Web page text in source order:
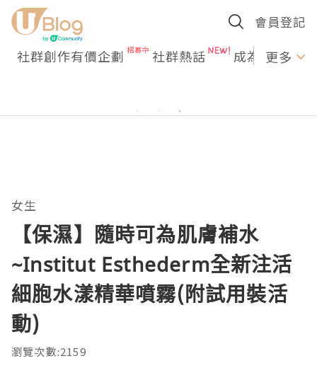
會員登記
社群創作有價企劃 社群熱話 成為U更多
女生
【保濕】隨時可為肌膚補水
~Institut Esthederm全新注活
細胞水漾精華噴霧(附試用裝活
動)
瀏覽次數:2159